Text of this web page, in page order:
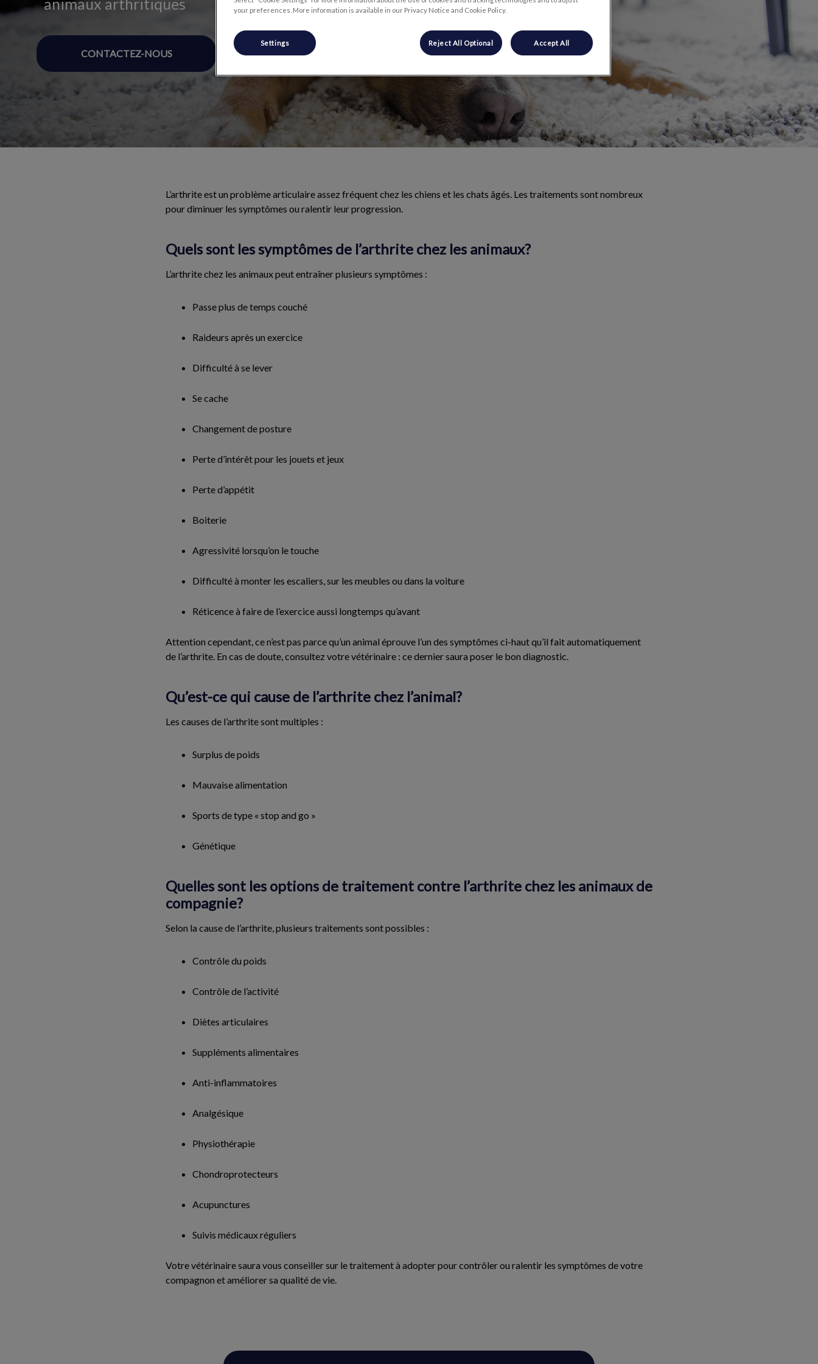
animaux arthritiques
CONTACTEZ-NOUS
L’arthrite est un problème articulaire assez fréquent chez les chiens et les chats âgés. Les traitements sont nombreux
pour diminuer les symptômes ou ralentir leur progression.
Quels sont les symptômes de l’arthrite chez les animaux?
L’arthrite chez les animaux peut entraîner plusieurs symptômes :
Passe plus de temps couché
Raideurs après un exercice
Difficulté à se lever
Se cache
Changement de posture
Perte d’intérêt pour les jouets et jeux
Perte d’appétit
Boiterie
Agressivité lorsqu’on le touche
Difficulté à monter les escaliers, sur les meubles ou dans la voiture
Réticence à faire de l’exercice aussi longtemps qu’avant
Attention cependant, ce n’est pas parce qu’un animal éprouve l’un des symptômes ci-haut qu’il fait automatiquement
de l’arthrite. En cas de doute, consultez votre vétérinaire : ce dernier saura poser le bon diagnostic.
Qu’est-ce qui cause de l’arthrite chez l’animal?
Les causes de l’arthrite sont multiples :
Surplus de poids
Mauvaise alimentation
Sports de type « stop and go »
Génétique
Quelles sont les options de traitement contre l’arthrite chez les animaux de
compagnie?
Selon la cause de l’arthrite, plusieurs traitements sont possibles :
Contrôle du poids
Contrôle de l’activité
Diètes articulaires
Suppléments alimentaires
Anti-inflammatoires
Analgésique
Physiothérapie
Chondroprotecteurs
Acupunctures
Suivis médicaux réguliers
Votre vétérinaire saura vous conseiller sur le traitement à adopter pour contrôler ou ralentir les symptômes de votre
compagnon et améliorer sa qualité de vie.
your preferences. More information is available in our Privacy Notice and Cookie Policy.
Settings Reject All Optional Accept All